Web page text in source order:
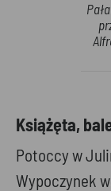
Książęta,
Potoccy w
Wypoczynek